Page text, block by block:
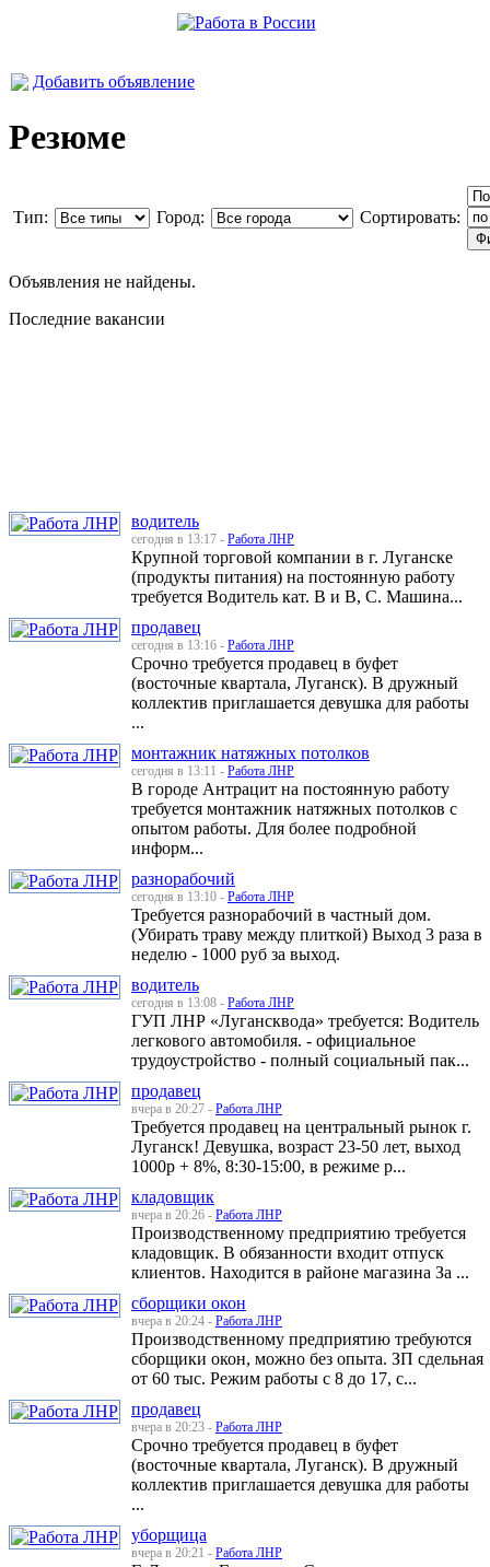
Добавить объявление
Резюме
Тип: Город: Сортировать:
Объявления не найдены.
Последние вакансии
водитель
сегодня в 13:17 - Работа ЛНР
Крупной торговой компании в г. Луганске
(продукты питания) на постоянную работу
требуется Водитель кат. В и В, С. Машина...
продавец
сегодня в 13:16 - Работа ЛНР
Срочно требуется продавец в буфет
(восточные квартала, Луганск). В дружный
коллектив приглашается девушка для работы
...
монтажник натяжных потолков
сегодня в 13:11 - Работа ЛНР
В городе Антрацит на постоянную работу
требуется монтажник натяжных потолков с
опытом работы. Для более подробной
информ...
разнорабочий
сегодня в 13:10 - Работа ЛНР
Требуется разнорабочий в частный дом.
(Убирать траву между плиткой) Выход 3 раза в
неделю - 1000 руб за выход.
водитель
сегодня в 13:08 - Работа ЛНР
ГУП ЛНР «Лугансквода» требуется: Водитель
легкового автомобиля. - официальное
трудоустройство - полный социальный пак...
продавец
вчера в 20:27 - Работа ЛНР
Требуется продавец на центральный рынок г.
Луганск! Девушка, возраст 23-50 лет, выход
1000р + 8%, 8:30-15:00, в режиме р...
кладовщик
вчера в 20:26 - Работа ЛНР
Производственному предприятию требуется
кладовщик. В обязанности входит отпуск
клиентов. Находится в районе магазина За ...
сборщики окон
вчера в 20:24 - Работа ЛНР
Производственному предприятию требуются
сборщики окон, можно без опыта. ЗП сдельная
от 60 тыс. Режим работы с 8 до 17, с...
продавец
вчера в 20:23 - Работа ЛНР
Срочно требуется продавец в буфет
(восточные квартала, Луганск). В дружный
коллектив приглашается девушка для работы
...
уборщица
вчера в 20:21 - Работа ЛНР